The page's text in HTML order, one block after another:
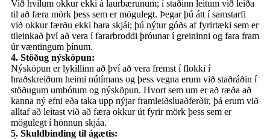
Við hvílum okkur ekki á laurbærunum; í staðinn leitum við leiða
til að færa mörk þess sem er mögulegt. Þegar þú átt í samstarfi
við okkur færðu ekki bara skjái; þú nýtur góðs af fyrirtæki sem er
tileinkað því að vera í fararbroddi þróunar í greininni og fara fram
úr væntingum þínum.
4. Stöðug nýsköpun:
Nýsköpun er lykillinn að því að vera fremst í flokki í
hraðskreiðum heimi nútímans og þess vegna erum við staðráðin í
stöðugum umbótum og nýsköpun. Hvort sem um er að ræða að
kanna ný efni eða taka upp nýjar framleiðsluaðferðir, þá erum við
alltaf að leitast við að færa okkur út fyrir mörk þess sem er
mögulegt í hönnun skjáa.
5. Skuldbinding til ágætis: